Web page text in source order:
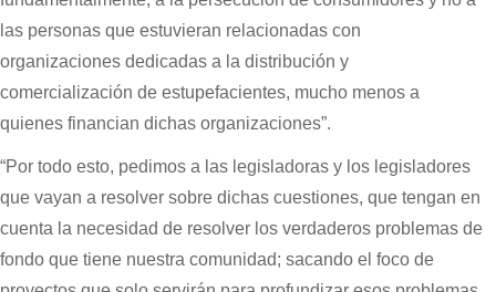
las personas que estuvieran relacionadas con
organizaciones dedicadas a la distribución y
comercialización de estupefacientes, mucho menos a
quienes financian dichas organizaciones”.
“Por todo esto, pedimos a las legisladoras y los legisladores
que vayan a resolver sobre dichas cuestiones, que tengan en
cuenta la necesidad de resolver los verdaderos problemas de
fondo que tiene nuestra comunidad; sacando el foco de